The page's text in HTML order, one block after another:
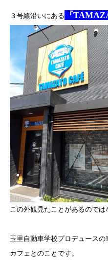
３号線沿いにある 『
この外観見たことがあるのでは
玉里自動車学校プロデュース
カフェとのことです。